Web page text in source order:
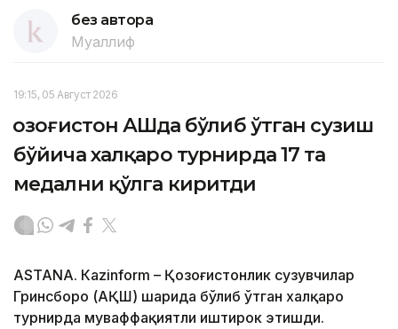
без автора
Муаллиф
19:15, 05 Август 2026
Қозоғистон АҚШда бўлиб ўтган сузиш
бўйича халқаро турнирда 17 та
медални қўлга киритди
ASTANА. Кazinform – Қозоғистонлик сузувчилар
Гринсборо (АҚШ) шаҳрида бўлиб ўтган халқаро
турнирда муваффақиятли иштирок этишди.